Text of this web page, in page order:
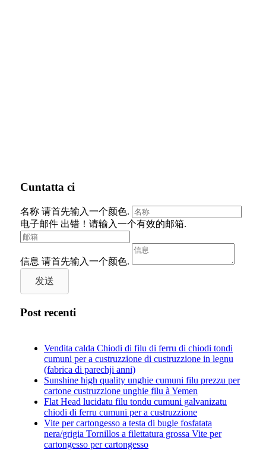
Cuntatta ci
名称 请首先输入一个颜色.
电子邮件 出错！请输入一个有效的邮箱.
信息 请首先输入一个颜色.
发送
Post recenti
Vendita calda Chiodi di filu di ferru di chiodi tondi
cumuni per a custruzzione di custruzzione in legnu
(fabrica di parechji anni)
Sunshine high quality unghie cumuni filu prezzu per
cartone custruzzione unghie filu à Yemen
Flat Head lucidatu filu tondu cumuni galvanizatu
chiodi di ferru cumuni per a custruzzione
Vite per cartongesso a testa di bugle fosfatata
nera/grigia Tornillos a filettatura grossa Vite per
cartongesso per cartongesso